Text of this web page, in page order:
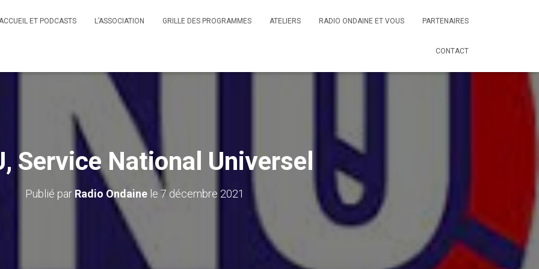
ET PODCASTS L’ASSOCIATION GRILLE DES PROGRAMMES ATELIERS RADIO ONDAINE ET VOUS PARTENAIRES
CONTACT
Service National Universel
Publié par Radio Ondaine le 7 décembre 2021